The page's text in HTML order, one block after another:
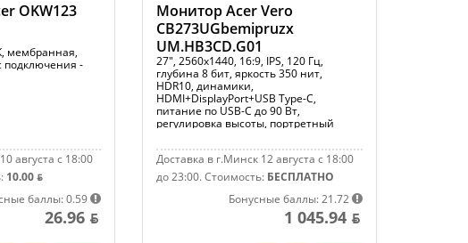
OKW123
мембранная,
подключения -
августа с 18:00
10.00 ƃ
баллы: 0.59
26.96 ƃ
Монитор Acer Vero
CB273UGbemipruzx
UM.HB3CD.G01
27", 2560x1440, 16:9, IPS, 120 Гц,
глубина 8 бит, яркость 350 нит,
HDR10, динамики,
HDMI+DisplayPort+USB Type-C,
питание по USB-C до 90 Вт,
регулировка высоты, портретный
Доставка в г.Минск 12 августа с 18:00
до 23:00.Стоимость: БЕСПЛАТНО
Бонусные баллы: 21.72
1 045.94 ƃ